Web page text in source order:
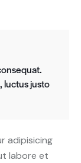
luctus justo
adipisicing
labore et